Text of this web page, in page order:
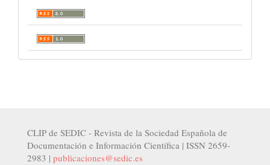
CLIP de SEDIC - Revista de la Sociedad Española de
Documentación e Información Científica | ISSN 2659-
2983 | publicaciones@sedic.es